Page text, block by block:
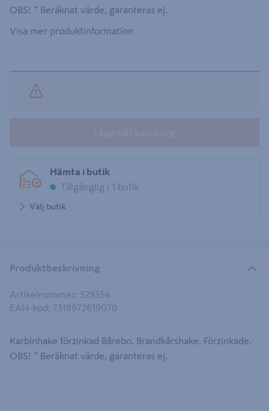
OBS! * Beräknat värde, garanteras ej.
Visa mer produktinformation
Hämta i butik
Tillgänglig i 1 butik
Välj butik
Produktbeskrivning
Artikelnummer: 529354
EAN-kod : 7318972619070
Karbinhake förzinkad Bårebo. Brandkårshake. Förzinkade.
OBS! * Beräknat värde, garanteras ej.